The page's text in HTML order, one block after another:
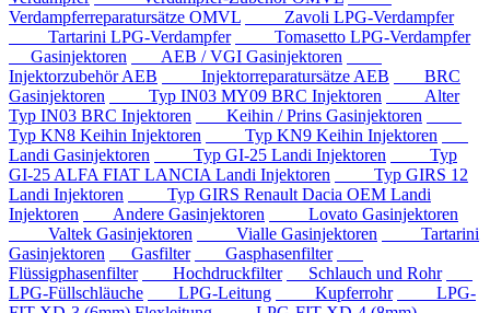
Verdampferreparatursätze OMVL
Zavoli LPG-Verdampfer
Tartarini LPG-Verdampfer
Tomasetto LPG-Verdampfer
Gasinjektoren
AEB / VGI Gasinjektoren
Injektorzubehör AEB
Injektorreparatursätze AEB
BRC
Gasinjektoren
Typ IN03 MY09 BRC Injektoren
Alter
Typ IN03 BRC Injektoren
Keihin / Prins Gasinjektoren
Typ KN8 Keihin Injektoren
Typ KN9 Keihin Injektoren
Landi Gasinjektoren
Typ GI-25 Landi Injektoren
Typ
GI-25 ALFA FIAT LANCIA Landi Injektoren
Typ GIRS 12
Landi Injektoren
Typ GIRS Renault Dacia OEM Landi
Injektoren
Andere Gasinjektoren
Lovato Gasinjektoren
Valtek Gasinjektoren
Vialle Gasinjektoren
Tartarini
Gasinjektoren
Gasfilter
Gasphasenfilter
Flüssigphasenfilter
Hochdruckfilter
Schlauch und Rohr
LPG-Füllschläuche
LPG-Leitung Kupferrohr
LPG-